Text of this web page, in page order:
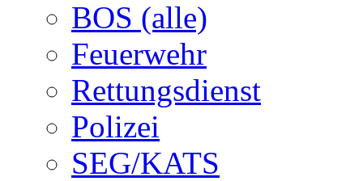
BOS (alle)
Feuerwehr
Rettungsdienst
Polizei
SEG/KATS